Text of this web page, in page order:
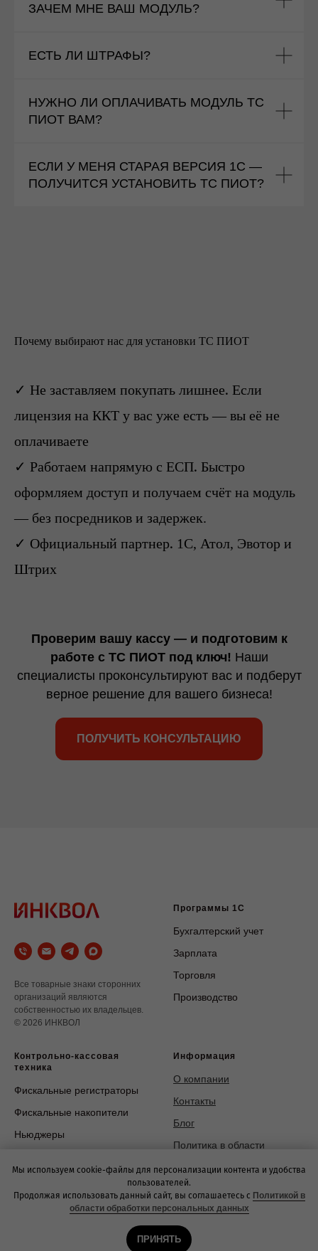
ЗАЧЕМ МНЕ ВАШ МОДУЛЬ?
ЕСТЬ ЛИ ШТРАФЫ?
НУЖНО ЛИ ОПЛАЧИВАТЬ МОДУЛЬ ТС
ПИОТ ВАМ?
ЕСЛИ У МЕНЯ СТАРАЯ ВЕРСИЯ 1С —
ПОЛУЧИТСЯ УСТАНОВИТЬ ТС ПИОТ?
Почему выбирают нас для установки ТС ПИОТ
✓ Не заставляем покупать лишнее. Если
лицензия на ККТ у вас уже есть — вы её не
оплачиваете
✓ Работаем напрямую с ЕСП. Быстро
оформляем доступ и получаем счёт на модуль
— без посредников и задержек.
✓ Официальный партнер. 1С, Атол, Эвотор и
Штрих
Проверим вашу кассу — и подготовим к
работе с ТС ПИОТ под ключ! Наши
специалисты проконсультируют вас и подберут
верное решение для вашего бизнеса!
ПОЛУЧИТЬ КОНСУЛЬТАЦИЮ
Все товарные знаки сторонних
организаций являются
собственностью их владельцев.
© 2026 ИНКВОЛ
Программы 1С
Бухгалтерский учет
Зарплата
Торговля
Производство
Контрольно-кассовая
техника
Фискальные регистраторы
Фискальные накопители
Ньюджеры
Информация
О компании
Контакты
Блог
Политика в области
данных
Мы используем cookie-файлы для персонализации контента и удобства
пользователей.
Продолжая использовать данный сайт, вы соглашаетесь с Политикой в
области обработки персональных данных
ПРИНЯТЬ